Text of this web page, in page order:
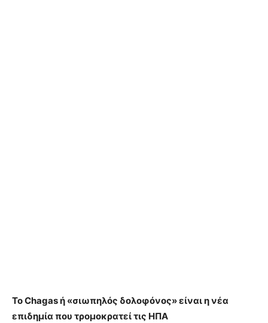
To Chagas ή «σιωπηλός δολοφόνος» είναι η νέα
επιδημία που τρομοκρατεί τις ΗΠΑ